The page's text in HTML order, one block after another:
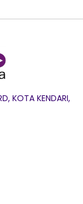
KOTA KENDARI,